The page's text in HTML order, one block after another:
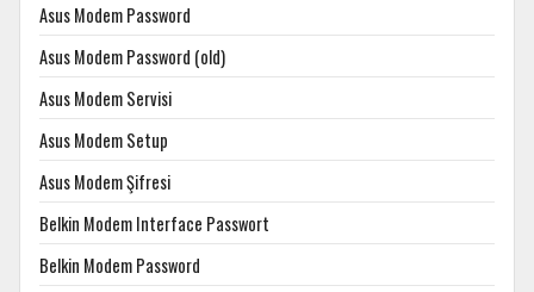
Asus Modem Password
Asus Modem Password (old)
Asus Modem Servisi
Asus Modem Setup
Asus Modem Şifresi
Belkin Modem Interface Passwort
Belkin Modem Password